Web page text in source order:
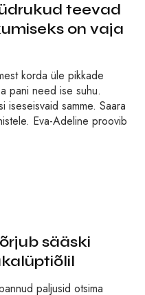
teevad
on vaja
korda üle pikkade
pani need ise suhu.
iseseisvaid samme. Saara
Eva-Adeline proovib
sääski
paljusid otsima